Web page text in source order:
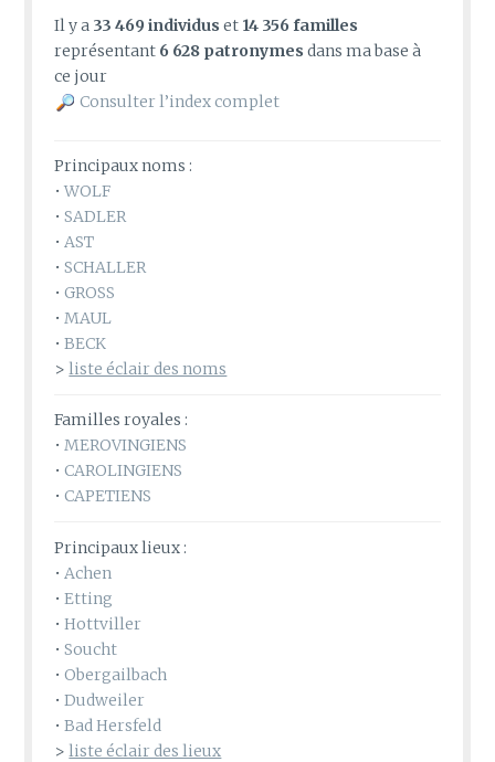
Il y a 33 469 individus et 14 356 familles
représentant 6 628 patronymes dans ma base à
ce jour
Consulter l’index complet
Principaux noms :
•WOLF
•SADLER
•AST
•SCHALLER
•GROSS
•MAUL
•BECK
>liste éclair des noms
Familles royales :
•MEROVINGIENS
•CAROLINGIENS
•CAPETIENS
Principaux lieux :
•Achen
•Etting
•Hottviller
•Soucht
•Obergailbach
•Dudweiler
•Bad Hersfeld
>liste éclair des lieux